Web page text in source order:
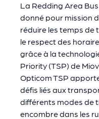
La Redding Area
donné pour mission
réduire les temps de
le respect des
grâce à la
Priority (TSP) de
Opticom TSP
défis liés aux
différents modes de
encombre dans les